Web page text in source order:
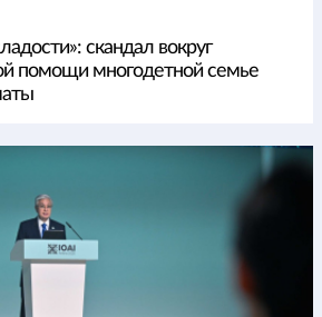
скандал вокруг
помощи многодетной семье